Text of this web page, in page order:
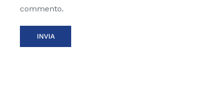
commento.